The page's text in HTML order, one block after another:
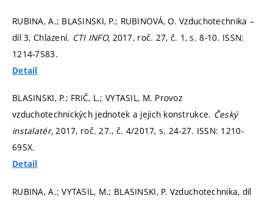
RUBINA, A.; BLASINSKI, P.; RUBINOVÁ, O. Vzduchotechnika –
díl 3, Chlazení. CTI INFO, 2017, roč. 27, č. 1,s. 8-10. ISSN:
1214-7583.
Detail
BLASINSKI, P.; FRIČ, L.; VYTASIL, M. Provoz
vzduchotechnických jednotek a jejich konstrukce. Český
instalatér,2017, roč. 27., č. 4/2017, s. 24-27. ISSN: 1210-
695X.
Detail
RUBINA, A.; VYTASIL, M.; BLASINSKI, P. Vzduchotechnika, díl